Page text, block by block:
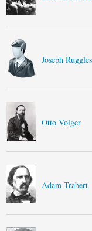
Joseph
Otto Volger
Adam Trabert